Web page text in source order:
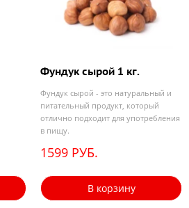
Фундук сырой 1 кг.
Фундук сырой - это натуральный и
питательный продукт, который
отлично подходит для употребления
в пищу.
1599 РУБ.
В корзину